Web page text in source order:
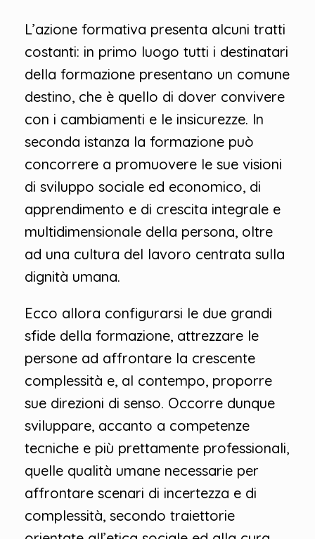
L’azione formativa presenta alcuni tratti
costanti: in primo luogo tutti i destinatari
della formazione presentano un comune
destino, che è quello di dover convivere
con i cambiamenti e le insicurezze. In
seconda istanza la formazione può
concorrere a promuovere le sue visioni
di sviluppo sociale ed economico, di
apprendimento e di crescita integrale e
multidimensionale della persona, oltre
ad una cultura del lavoro centrata sulla
dignità umana.
Ecco allora configurarsi le due grandi
sfide della formazione, attrezzare le
persone ad affrontare la crescente
complessità e, al contempo, proporre
sue direzioni di senso. Occorre dunque
sviluppare, accanto a competenze
tecniche e più prettamente professionali,
quelle qualità umane necessarie per
affrontare scenari di incertezza e di
complessità, secondo traiettorie